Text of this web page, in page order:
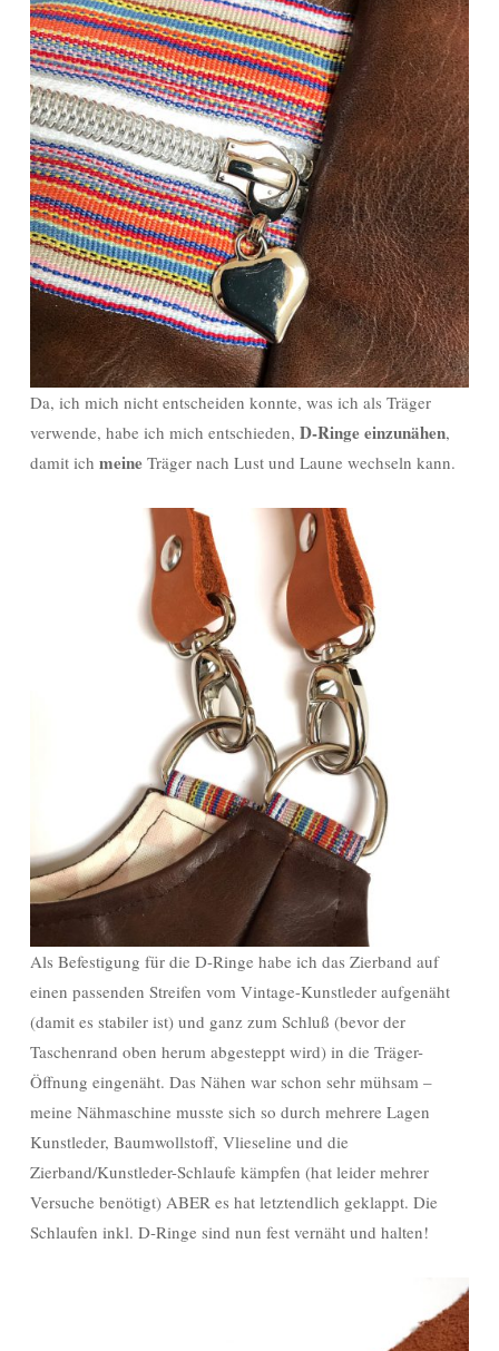
Da, ich mich nicht entscheiden konnte, was ich als Träger
verwende, habe ich mich entschieden, D-Ringe einzunähen,
damit ich meine Träger nach Lust und Laune wechseln kann.
Als Befestigung für die D-Ringe habe ich das Zierband auf
einen passenden Streifen vom Vintage-Kunstleder aufgenäht
(damit es stabiler ist) und ganz zum Schluß (bevor der
Taschenrand oben herum abgesteppt wird) in die Träger-
Öffnung eingenäht. Das Nähen war schon sehr mühsam –
meine Nähmaschine musste sich so durch mehrere Lagen
Kunstleder, Baumwollstoff, Vlieseline und die
Zierband/Kunstleder-Schlaufe kämpfen (hat leider mehrer
Versuche benötigt) ABER es hat letztendlich geklappt. Die
Schlaufen inkl. D-Ringe sind nun fest vernäht und halten!